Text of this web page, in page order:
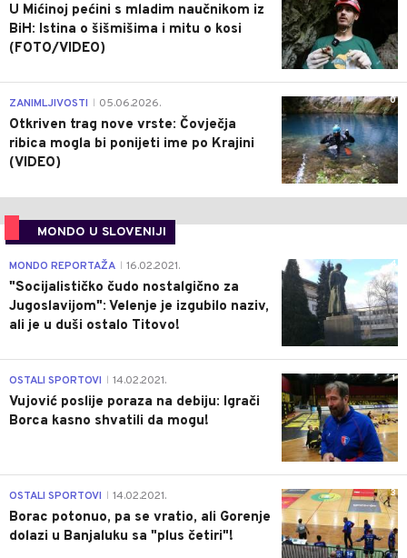
U Mićinoj pećini s mladim naučnikom iz
BiH: Istina o šišmišima i mitu o kosi
(FOTO/VIDEO)
0
ZANIMLJIVOSTI 05.06.2026.
Otkriven trag nove vrste: Čovječja
ribica mogla bi ponijeti ime po Krajini
(VIDEO)
MONDO U SLOVENIJI
4
MONDO REPORTAŽA 16.02.2021.
"Socijalističko čudo nostalgično za
Jugoslavijom": Velenje je izgubilo naziv,
ali je u duši ostalo Titovo!
1
OSTALI SPORTOVI 14.02.2021.
Vujović poslije poraza na debiju: Igrači
Borca kasno shvatili da mogu!
3
OSTALI SPORTOVI 14.02.2021.
Borac potonuo, pa se vratio, ali Gorenje
dolazi u Banjaluku sa "plus četiri"!